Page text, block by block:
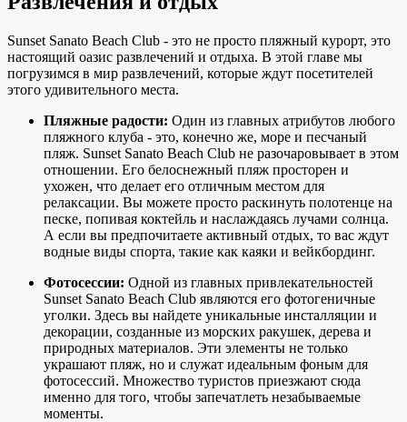
Sunset Sanato Beach Club - это не просто пляжный курорт, это
настоящий оазис развлечений и отдыха. В этой главе мы
погрузимся в мир развлечений, которые ждут посетителей
этого удивительного места.
Пляжные радости: Один из главных атрибутов любого
пляжного клуба - это, конечно же, море и песчаный
пляж. Sunset Sanato Beach Club не разочаровывает в этом
отношении. Его белоснежный пляж просторен и
ухожен, что делает его отличным местом для
релаксации. Вы можете просто раскинуть полотенце на
песке, попивая коктейль и наслаждаясь лучами солнца.
А если вы предпочитаете активный отдых, то вас ждут
водные виды спорта, такие как каяки и вейкбординг.
Фотосессии: Одной из главных привлекательностей
Sunset Sanato Beach Club являются его фотогеничные
уголки. Здесь вы найдете уникальные инсталляции и
декорации, созданные из морских ракушек, дерева и
природных материалов. Эти элементы не только
украшают пляж, но и служат идеальным фоным для
фотосессий. Множество туристов приезжают сюда
именно для того, чтобы запечатлеть незабываемые
моменты.